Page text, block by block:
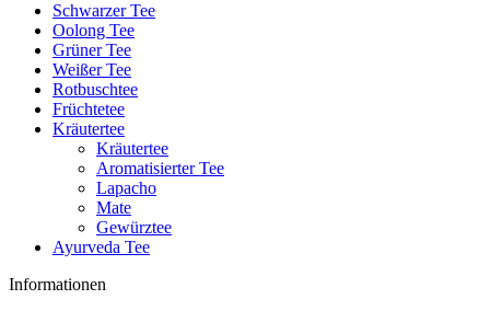
Schwarzer Tee
Oolong Tee
Grüner Tee
Weißer Tee
Rotbuschtee
Früchtetee
Kräutertee
Kräutertee
Aromatisierter Tee
Lapacho
Mate
Gewürztee
Ayurveda Tee
Informationen